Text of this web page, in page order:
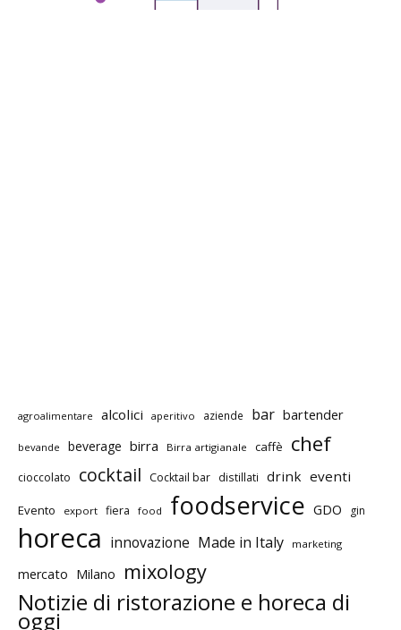
agroalimentare alcolici aperitivo aziende bar bartender
bevande beverage birra Birra artigianale caffè chef
cioccolato cocktail Cocktail bar distillati drink eventi
Evento export fiera food foodservice GDO gin
horeca innovazione Made in Italy marketing
mercato Milano mixology
Notizie di ristorazione e horeca di
oggi